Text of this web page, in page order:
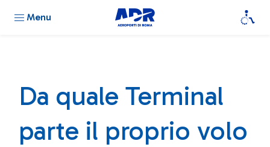
Menu
Da quale Terminal
parte il proprio volo